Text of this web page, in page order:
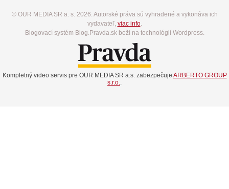
© OUR MEDIA SR a. s. 2026. Autorské práva sú vyhradené a vykonáva ich
vydavateľ, viac info.
Blogovací systém Blog.Pravda.sk beží na technológií Wordpress.
Kompletný video servis pre OUR MEDIA SR a.s. zabezpečuje ARBERTO GROUP
s.r.o.